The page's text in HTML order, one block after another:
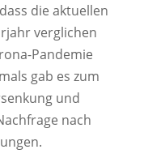
die aktuellen
verglichen
Pandemie
gab es zum
und
nach